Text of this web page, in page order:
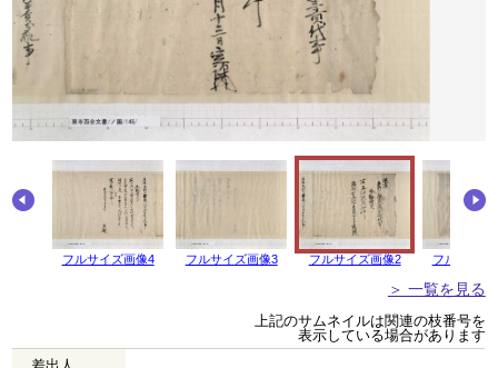
フルサイズ画像4 フルサイズ画像3 フルサイズ画像2 フルサイズ
＞ 一覧を見る
上記のサムネイルは関連の枝番号を
表示している場合があります